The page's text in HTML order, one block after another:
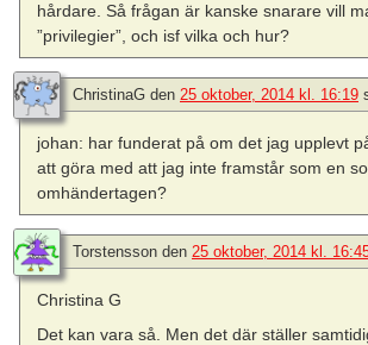
hårdare. Så frågan är kanske snarare vill
”privilegier”, och isf vilka och hur?
ChristinaG den 25 oktober, 2014 kl. 16:19
johan: har funderat på om det jag upplevt
att göra med att jag inte framstår som en
omhändertagen?
Torstensson den 25 oktober, 2014 kl.
Christina G
Det kan vara så. Men det där ställer